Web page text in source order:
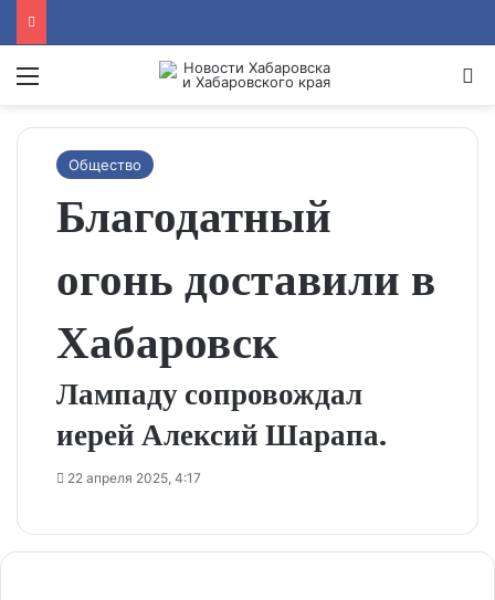
Menu
Общество
Благодатный
огонь доставили в
Хабаровск
Лампаду сопровождал
иерей Алексий Шарапа.
22 апреля 2025, 4:17